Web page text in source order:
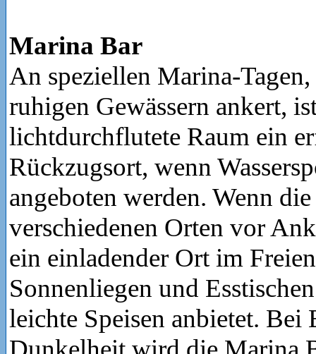
Marina Bar
An speziellen Marina-
ruhigen Gewässern ankert,
lichtdurchflutete Raum ein
Rückzugsort, wenn
angeboten werden. Wenn
verschiedenen Orten vor
ein einladender Ort im
Sonnenliegen und
leichte Speisen anbietet. Bei